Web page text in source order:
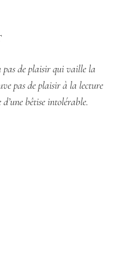
pas de plaisir qui vaille la
pas de plaisir à la lecture
bêtise intolérable.